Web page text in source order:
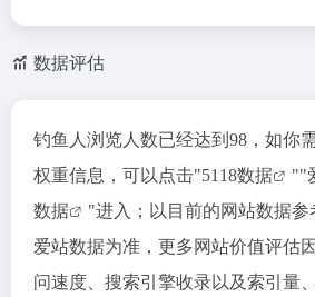
数据评估
钓鱼人浏览人数已经达到98，如你
权重信息，可以点击"5118数据 ""
数据
"进入；以目前的网站数据参
爱站数据为准，更多网站价值评估
问速度、搜索引擎收录以及索引量